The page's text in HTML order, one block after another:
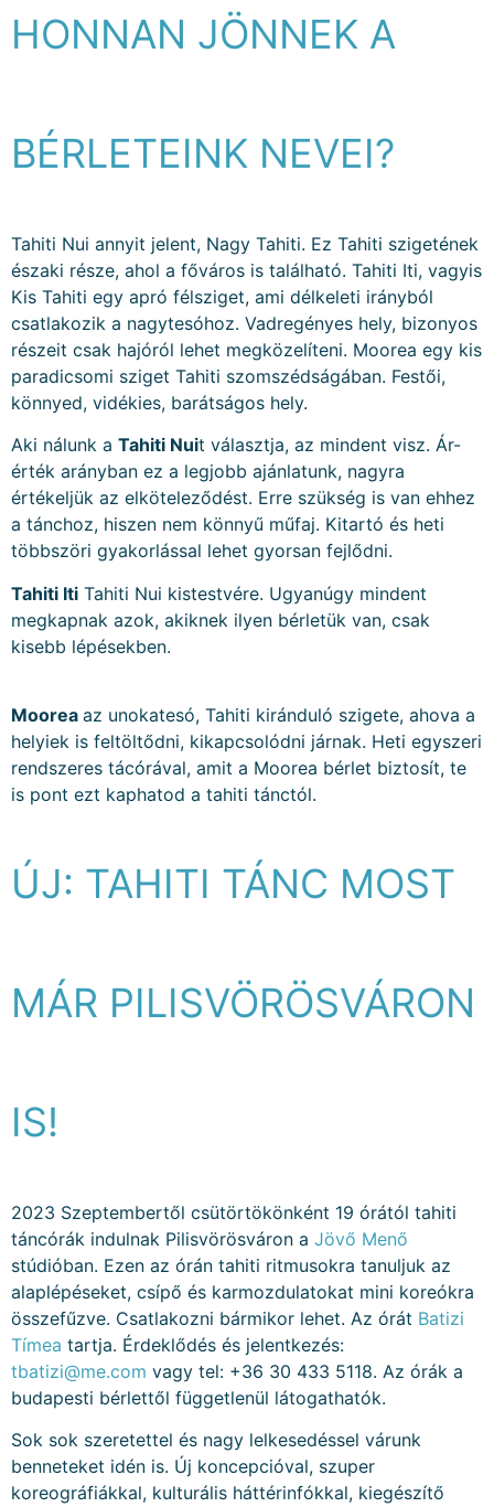
HONNAN JÖNNEK A
BÉRLETEINK NEVEI?
Tahiti Nui annyit jelent, Nagy Tahiti. Ez Tahiti szigetének
északi része, ahol a főváros is található. Tahiti Iti, vagyis
Kis Tahiti egy apró félsziget, ami délkeleti irányból
csatlakozik a nagytesóhoz. Vadregényes hely, bizonyos
részeit csak hajóról lehet megközelíteni. Moorea egy kis
paradicsomi sziget Tahiti szomszédságában. Festői,
könnyed, vidékies, barátságos hely.
Aki nálunk a Tahiti Nuit választja, az mindent visz. Ár-
érték arányban ez a legjobb ajánlatunk, nagyra
értékeljük az elköteleződést. Erre szükség is van ehhez
a tánchoz, hiszen nem könnyű műfaj. Kitartó és heti
többszöri gyakorlással lehet gyorsan fejlődni.
Tahiti Iti Tahiti Nui kistestvére. Ugyanúgy mindent
megkapnak azok, akiknek ilyen bérletük van, csak
kisebb lépésekben.
Moorea az unokatesó, Tahiti kiránduló szigete, ahova a
helyiek is feltöltődni, kikapcsolódni járnak. Heti egyszeri
rendszeres tácórával, amit a Moorea bérlet biztosít, te
is pont ezt kaphatod a tahiti tánctól.
ÚJ: TAHITI TÁNC MOST
MÁR PILISVÖRÖSVÁRON
IS!
2023 Szeptembertől csütörtökönként 19 órától tahiti
táncórák indulnak Pilisvörösváron a Jövő Menő
stúdióban. Ezen az órán tahiti ritmusokra tanuljuk az
alaplépéseket, csípő és karmozdulatokat mini koreókra
összefűzve. Csatlakozni bármikor lehet. Az órát Batizi
Tímea tartja. Érdeklődés és jelentkezés:
tbatizi@me.com vagy tel: +36 30 433 5118. Az órák a
budapesti bérlettől függetlenül látogathatók.
Sok sok szeretettel és nagy lelkesedéssel várunk
benneteket idén is. Új koncepcióval, szuper
koreográfiákkal, kulturális háttérinfókkal, kiegészítő